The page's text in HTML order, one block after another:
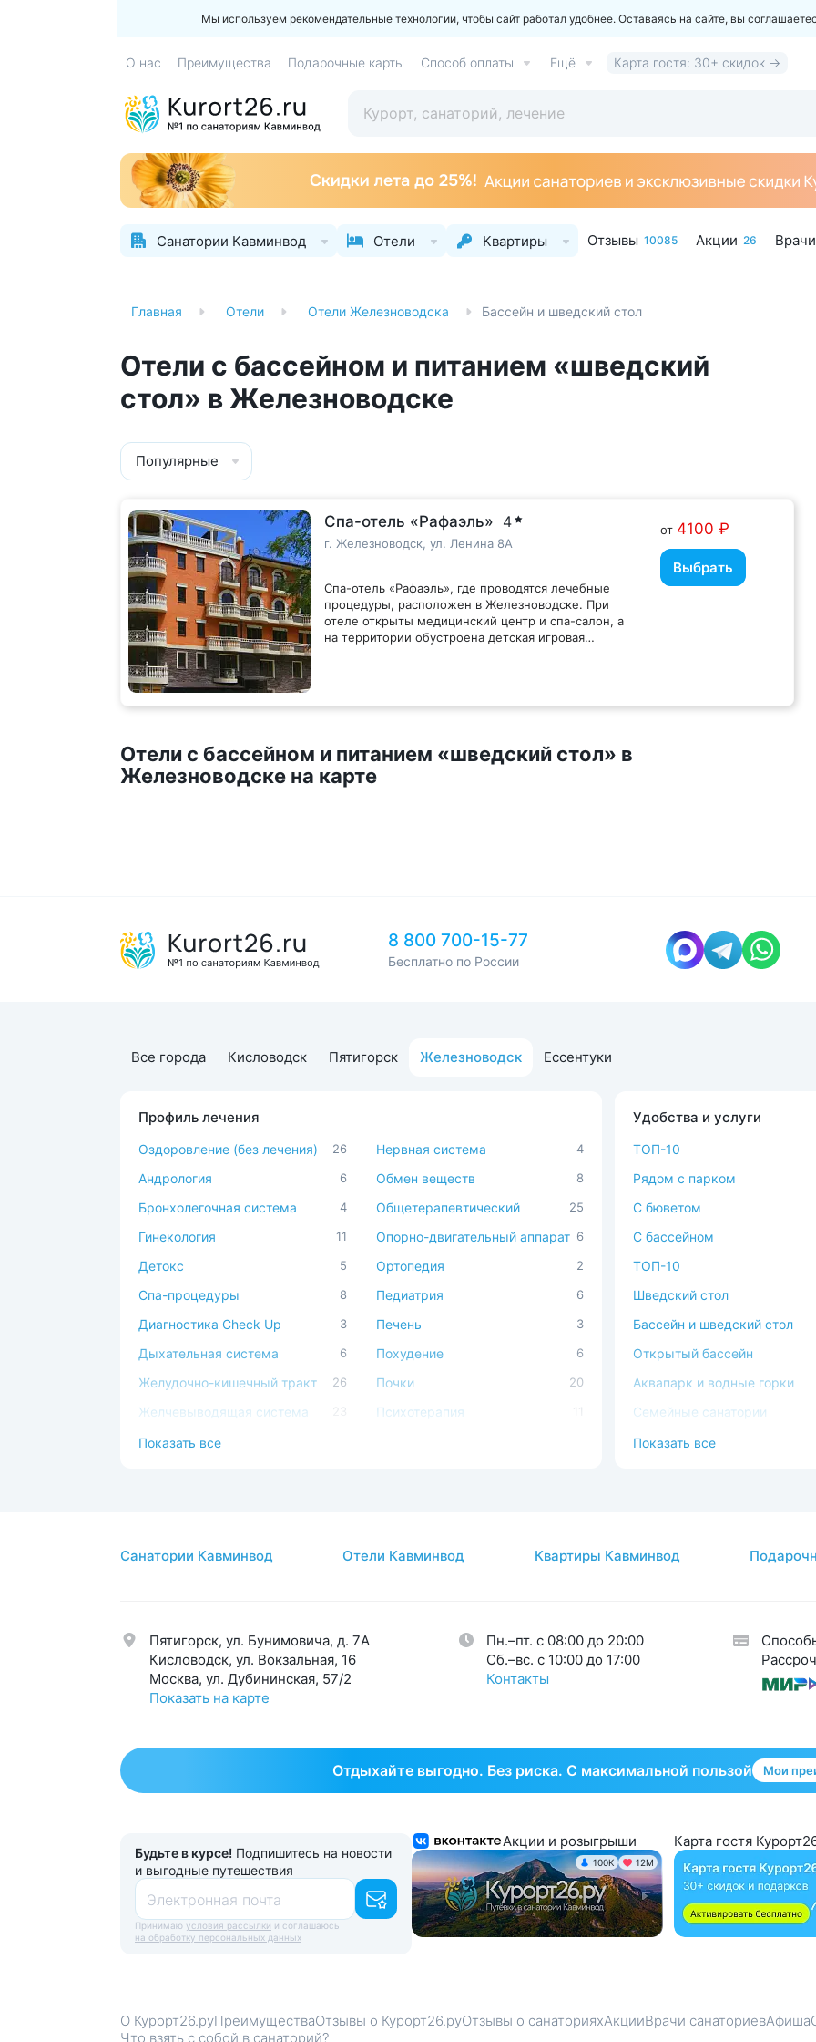
Мы используем рекомендательные технологии, чтобы сайт работал удобнее. Оставаясь на сайте, вы
О нас Преимущества Подарочные карты Способ оплаты Ещё Карта гостя: 30+ скидок →
Санатории Кавминвод Отели Квартиры Отзывы 10085 Акции 26 Врачи
Главная Отели Отели Железноводска Бассейн и шведский стол
Отели с бассейном и питанием «шведский
стол» в Железноводске
Популярные
Спа-отель «Рафаэль» 4
г. Железноводск, ул. Ленина 8А
Спа-отель «Рафаэль», где проводятся лечебные
процедуры, расположен в Железноводске. При
отеле открыты медицинский центр и спа-салон, а
на территории обустроена детская игровая
территории спа-отеля «Рафаэль» действует
бесплатный Wi-Fi.
нужно проехать 15 км. Расстояние до горы
Эльбрус составляет 180 км.
от 4100 ₽
Выбрать
Отели с бассейном и питанием «шведский стол» в
Железноводске на карте
8 800 700-15-77
Бесплатно по России
Все города Кисловодск Пятигорск Железноводск Ессентуки
Профиль лечения
Оздоровление (без лечения) 26
Андрология 6
Бронхолегочная система 4
Гинекология 11
Детокс 5
Спа-процедуры 8
Диагностика Check Up 3
Дыхательная система 6
Желудочно-кишечный тракт 26
Желчевыводящая система 23
Заболевания кожи
ЛОР 2
Нервная система 4
Обмен веществ 8
Общетерапевтический 25
Опорно-двигательный аппарат 6
Ортопедия 2
Педиатрия 6
Печень 3
Похудение 6
Почки 20
Психотерапия 11
Урология 25
Показать все
Удобства и услуги
ТОП-10
Рядом с парком
C бюветом
С бассейном
ТОП-10
Шведский стол
Бассейн и шведский стол
Открытый бассейн
Аквапарк и водные горки
Семейные санатории
SPA
Показать все
Санатории Кавминвод Отели Кавминвод Квартиры Кавминвод
Пятигорск, ул. Бунимовича, д. 7A
Кисловодск, ул. Вокзальная, 16
Москва, ул. Дубининская, 57/2
Показать на карте
Пн.–пт. с 08:00 до 20:00
Cб.–вс. с 10:00 до 17:00
Контакты
Отдыхайте выгодно. Без риска. С максимальной пользой Мои
Будьте в курсе! Подпишитесь на новости
и выгодные путешествия
Электронная почта
Принимаю условия рассылки и соглашаюсь
на обработку персональных данных
Акции и розыгрыши
100K 12М
Карта гостя
О Курорт26.руПреимуществаОтзывы о Курорт26.руОтзывы о санаторияхАкцииВрачи санаториевАфиша
Что взять с собой в санаторий?